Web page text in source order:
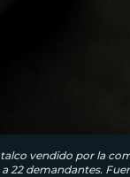
vendido por la
22 demandantes.